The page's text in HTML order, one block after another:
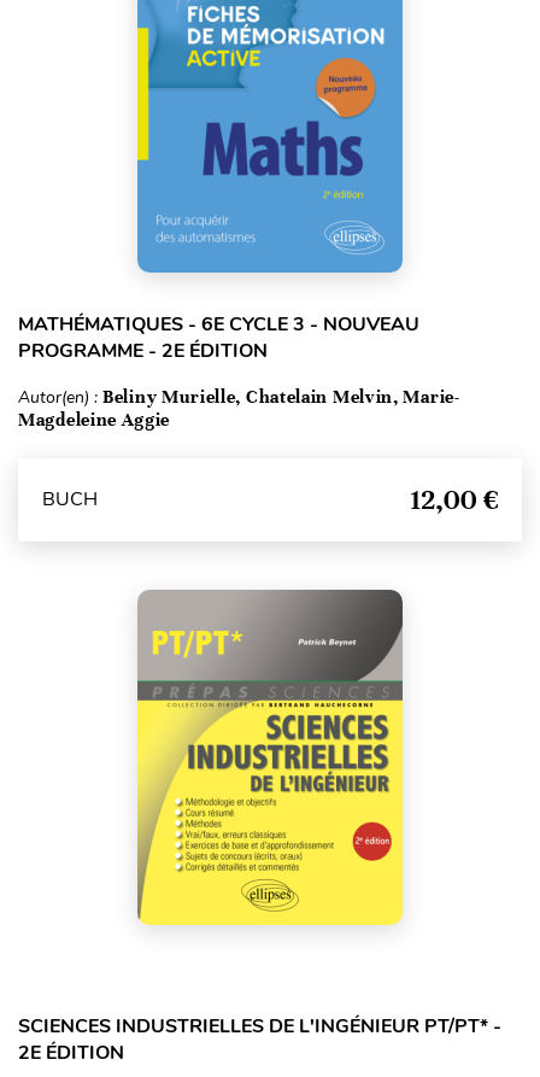
MATHÉMATIQUES - 6E CYCLE 3 - NOUVEAU
PROGRAMME - 2E ÉDITION
Autor(en) : Beliny Murielle, Chatelain Melvin, Marie-
Magdeleine Aggie
BUCH 12,00 €
SCIENCES INDUSTRIELLES DE L'INGÉNIEUR PT/PT* -
2E ÉDITION